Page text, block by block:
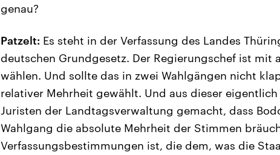
genau?
Patzelt: Es steht in der Verfassung des Landes
deutschen Grundgesetz. Der Regierungschef ist mit
wählen. Und sollte das in zwei Wahlgängen nicht
relativer Mehrheit gewählt. Und aus dieser
Juristen der Landtagsverwaltung gemacht, dass
Wahlgang die absolute Mehrheit der Stimmen
Verfassungsbestimmungen ist, die dem, was die